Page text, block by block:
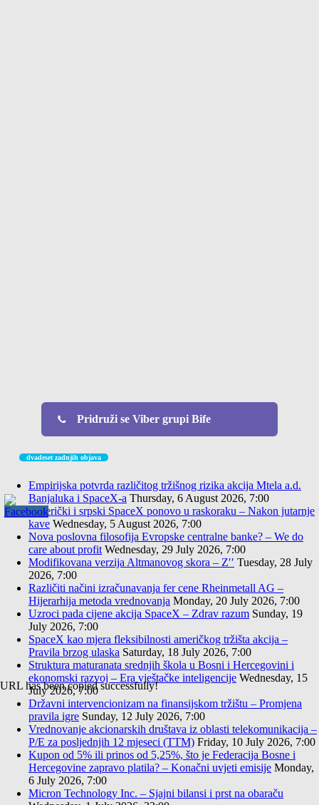
Pridruži se Viber grupi Bife
URL has been copied successfully!
dvadeset zadnjih objava
Empirijska potvrda različitog tržišnog rizika akcija Mtela a.d.
Banjaluka i SpaceX-a Thursday, 6 August 2026, 7:00
Američki i srpski SpaceX ponovo u raskoraku – Nakon jutarnje
kave Wednesday, 5 August 2026, 7:00
Nova poslovna filosofija Evropske centralne banke? – We do
care about profit Wednesday, 29 July 2026, 7:00
Modifikovana verzija Altmanovog skora – Z′′ Tuesday, 28 July
2026, 7:00
Različiti načini izračunavanja fer cene Rheinmetall AG –
Hijerarhija metoda vrednovanja Monday, 20 July 2026, 7:00
Uzroci pada cijene akcija SpaceX – Zdrav razum Sunday, 19
July 2026, 7:00
SpaceX kao mjera fleksibilnosti američkog tržišta akcija –
Pravila brzog ulaska Saturday, 18 July 2026, 7:00
Struktura maturanata srednjih škola u Bosni i Hercegovini i
ekonomski razvoj – Era vještačke inteligencije Wednesday, 15
July 2026, 7:00
Državni intervencionizam na finansijskom tržištu – Promjena
pravila igre Sunday, 12 July 2026, 7:00
Vrednovanje akcionarskih društava iz oblasti telekomunikacija –
P/E za posljednjih 12 mjeseci (TTM) Friday, 10 July 2026, 7:00
Kupon od 5% ili prinos od 5,25%, što je Federacija Bosne i
Hercegovine zapravo platila? – Konačni uvjeti emisije Monday,
6 July 2026, 7:00
Micron Technology Inc. – Sjajni bilansi i prst na obaraču